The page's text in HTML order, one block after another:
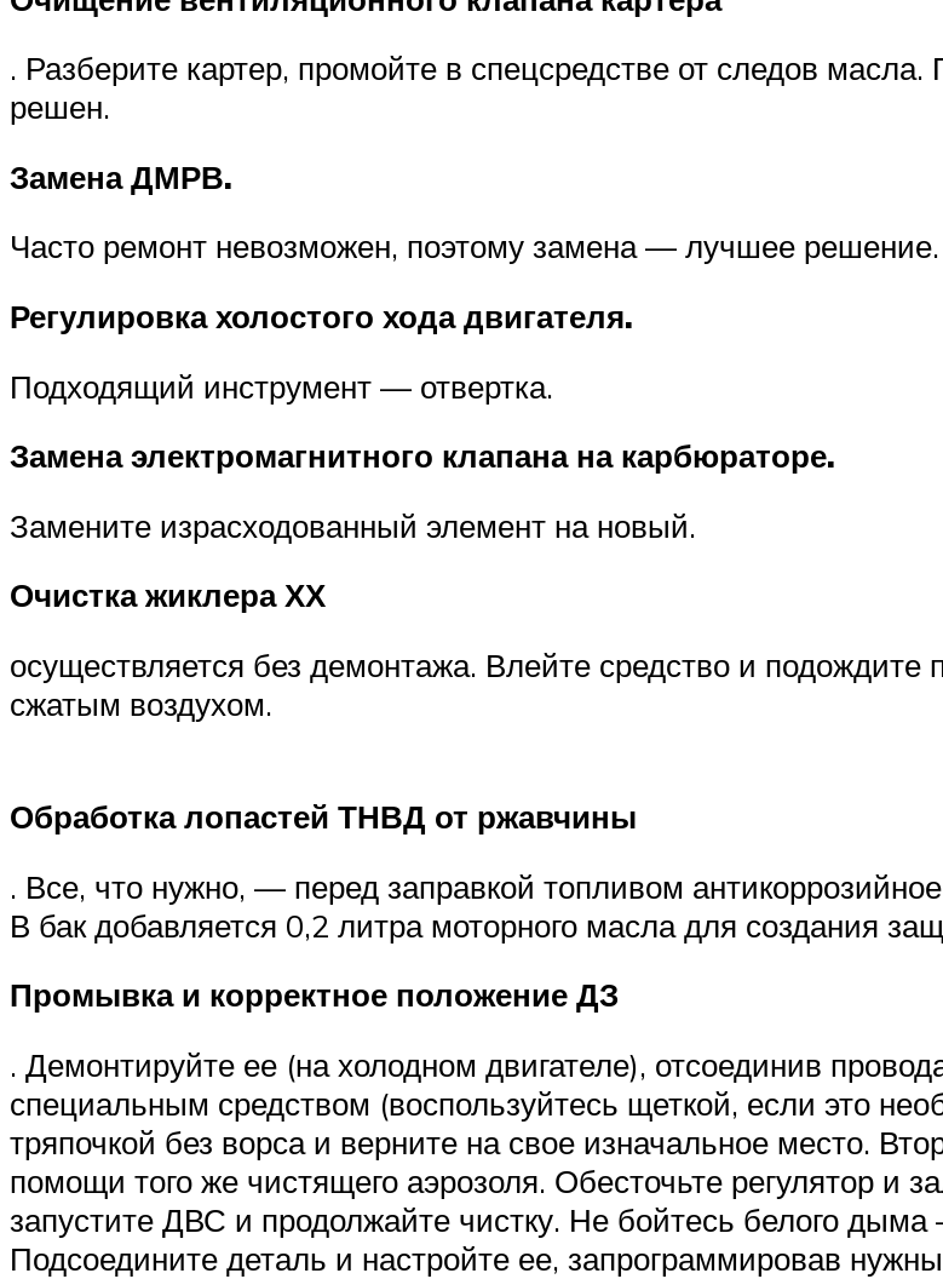
. Разберите картер, промойте в спецсредстве от следов
решен.
Замена ДМРВ.
Часто ремонт невозможен, поэтому замена — лучшее решение.
Регулировка холостого хода двигателя.
Подходящий инструмент — отвертка.
Замена электромагнитного клапана на карбюраторе.
Замените израсходованный элемент на новый.
Очистка жиклера ХХ
осуществляется без демонтажа. Влейте средство и
сжатым воздухом.
Обработка лопастей ТНВД от ржавчины
. Все, что нужно, — перед заправкой топливом
В бак добавляется 0,2 литра моторного масла для создания
Промывка и корректное положение ДЗ
. Демонтируйте ее (на холодном двигателе), отсоединив
специальным средством (воспользуйтесь щеткой, если это
тряпочкой без ворса и верните на свое изначальное место.
помощи того же чистящего аэрозоля. Обесточьте регулятор и
запустите ДВС и продолжайте чистку. Не бойтесь белого дыма
Подсоедините деталь и настройте ее, запрограммировав